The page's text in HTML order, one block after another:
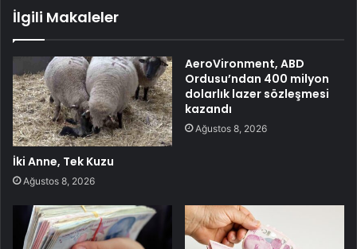
İlgili Makaleler
İki Anne, Tek Kuzu
Ağustos 8, 2026
AeroVironment, ABD
Ordusu’ndan 400 milyon
dolarlık lazer sözleşmesi
kazandı
Ağustos 8, 2026